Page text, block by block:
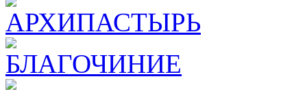
АРХИПАСТЫРЬ
БЛАГОЧИНИЕ